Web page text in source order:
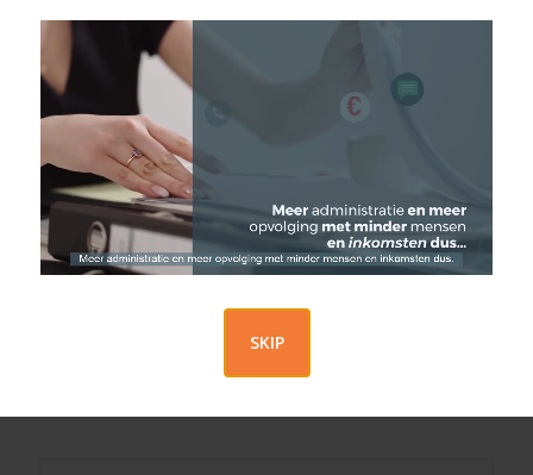
SKIP
resultaat, dan kan je zelf (en soms ook de omgeving)
eronder gaan lijden.
Dit webinar geeft een antwoord op 3 vragen die opduiken
wanneer perfectionisme een last geworden:
Wat is het?
Hoe ben ik eraan gekomen?
Geraak ik er van af en hoe?
Is het de bedoeling om dit perfectionisme volledig uit je
leven te bannen?
enerzijds, en het kunnen temperen wanneer het niet nodig